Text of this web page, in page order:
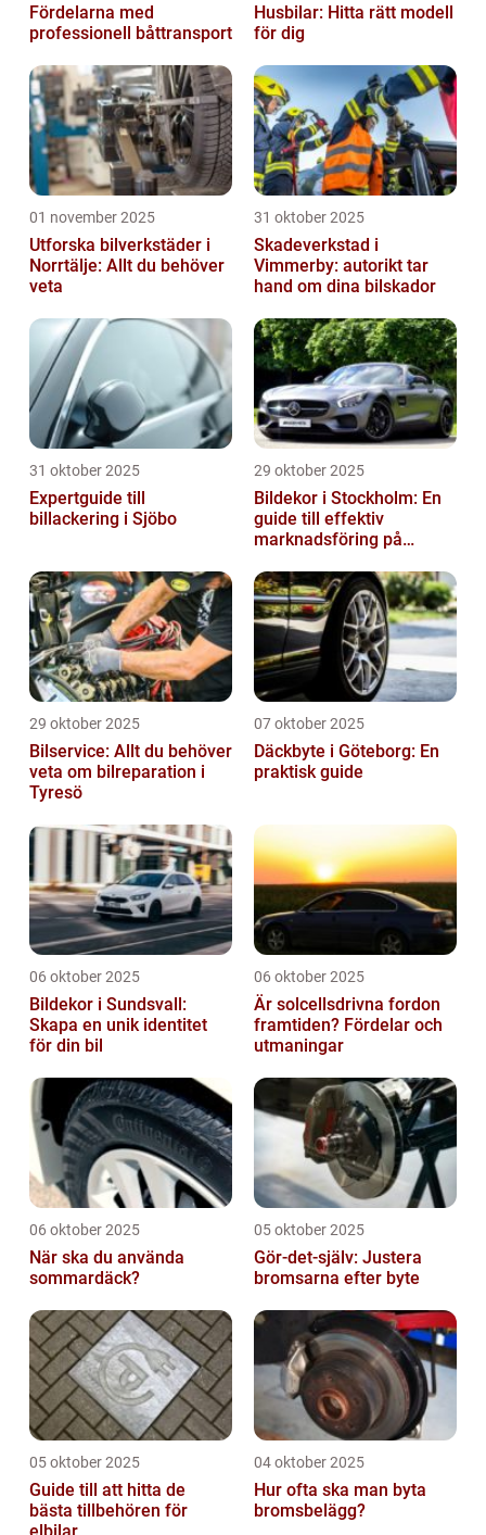
Fördelarna med
professionell båttransport
Husbilar: Hitta rätt modell
för dig
01 november 2025
Utforska bilverkstäder i
Norrtälje: Allt du behöver
veta
31 oktober 2025
Skadeverkstad i
Vimmerby: autorikt tar
hand om dina bilskador
31 oktober 2025
Expertguide till
billackering i Sjöbo
29 oktober 2025
Bildekor i Stockholm: En
guide till effektiv
marknadsföring på
29 oktober 2025
Bilservice: Allt du behöver
veta om bilreparation i
Tyresö
07 oktober 2025
Däckbyte i Göteborg: En
praktisk guide
06 oktober 2025
Bildekor i Sundsvall:
Skapa en unik identitet
för din bil
06 oktober 2025
Är solcellsdrivna fordon
framtiden? Fördelar och
utmaningar
06 oktober 2025
När ska du använda
sommardäck?
05 oktober 2025
Gör-det-själv: Justera
bromsarna efter byte
05 oktober 2025
Guide till att hitta de
bästa tillbehören för
elbilar
04 oktober 2025
Hur ofta ska man byta
bromsbelägg?